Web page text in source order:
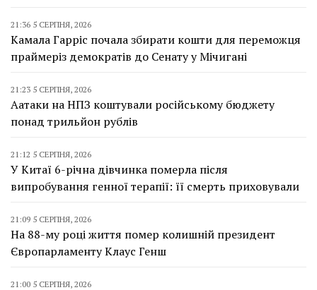
21:36 5 СЕРПНЯ, 2026
Камала Гарріс почала збирати кошти для переможця
праймеріз демократів до Сенату у Мічигані
21:23 5 СЕРПНЯ, 2026
Аатаки на НПЗ коштували російському бюджету
понад трильйон рублів
21:12 5 СЕРПНЯ, 2026
У Китаї 6-річна дівчинка померла після
випробування генної терапії: її смерть приховували
21:09 5 СЕРПНЯ, 2026
На 88-му році життя помер колишній президент
Європарламенту Клаус Генш
21:00 5 СЕРПНЯ, 2026